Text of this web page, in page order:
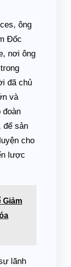
ông
Đốc
nơi ông
đã chủ
và
đoàn
để sản
cho
lược
Giảm
lãnh